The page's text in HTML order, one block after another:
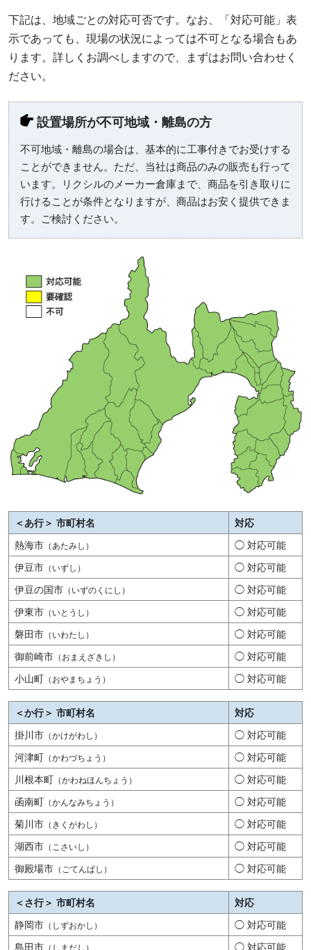
下記は、地域ごとの対応可否です。なお、「対応可能」表
示であっても、現場の状況によっては不可となる場合もあ
ります。詳しくお調べしますので、まずはお問い合わせく
ださい。
設置場所が不可地域・離島の方
不可地域・離島の場合は、基本的に工事付きでお受けする
ことができません。ただ、当社は商品のみの販売も行って
います。リクシルのメーカー倉庫まで、商品を引き取りに
行けることが条件となりますが、商品はお安く提供できま
す。ご検討ください。
＜あ行＞ 市町村名
対応
熱海市 （あたみし）
◯ 対応可能
伊豆市 （いずし）
◯ 対応可能
伊豆の国市 （いずのくにし）
◯ 対応可能
伊東市 （いとうし）
◯ 対応可能
磐田市 （いわたし）
◯ 対応可能
御前崎市 （おまえざきし）
◯ 対応可能
小山町 （おやまちょう） ◯ 対応可能
＜か行＞ 市町村名
対応
掛川市 （かけがわし）
◯ 対応可能
河津町 （かわづちょう）
◯ 対応可能
川根本町 （かわねほんちょう）
◯ 対応可能
函南町 （かんなみちょう）
◯ 対応可能
菊川市 （きくがわし）
◯ 対応可能
湖西市 （こさいし）
◯ 対応可能
御殿場市 （ごてんばし） ◯ 対応可能
＜さ行＞ 市町村名
対応
静岡市 （しずおかし）
◯ 対応可能
島田市 （しまだし） ◯ 対応可能